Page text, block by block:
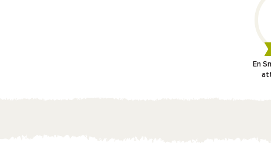
En